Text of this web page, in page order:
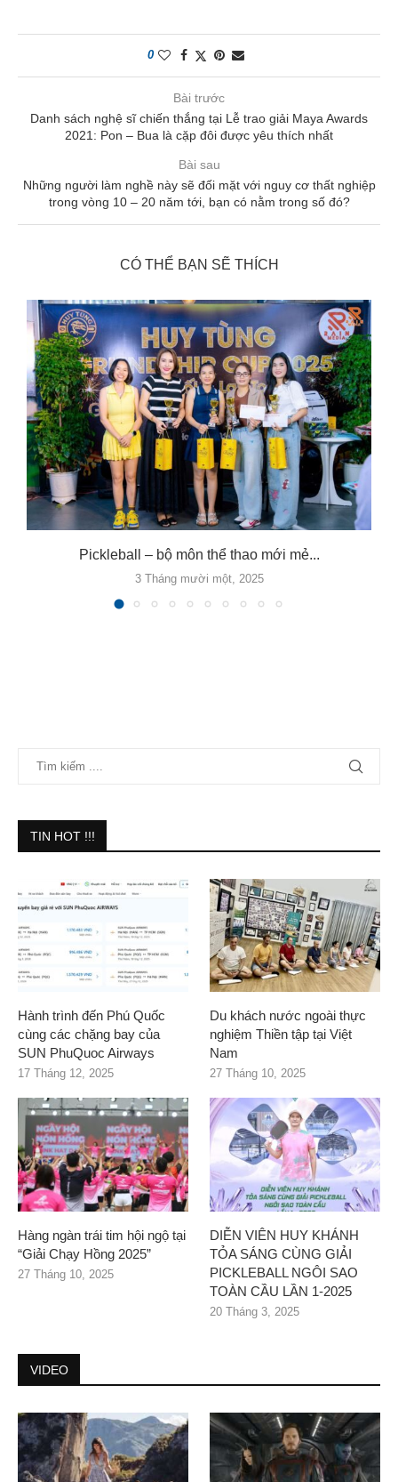
0
Bài trước
Danh sách nghệ sĩ chiến thắng tại Lễ trao giải Maya Awards
2021: Pon – Bua là cặp đôi được yêu thích nhất
Bài sau
Những người làm nghề này sẽ đối mặt với nguy cơ thất nghiệp
trong vòng 10 – 20 năm tới, bạn có nằm trong số đó?
CÓ THỂ BẠN SẼ THÍCH
Pickleball – bộ môn thể thao mới mẻ...
3 Tháng mười một, 2025
TIN HOT !!!
Hành trình đến Phú Quốc
cùng các chặng bay của
SUN PhuQuoc Airways
17 Tháng 12, 2025
Du khách nước ngoài thực
nghiệm Thiền tập tại Việt
Nam
27 Tháng 10, 2025
Hàng ngàn trái tim hội ngộ tại
“Giải Chạy Hồng 2025”
27 Tháng 10, 2025
DIỄN VIÊN HUY KHÁNH
TỎA SÁNG CÙNG GIẢI
PICKLEBALL NGÔI SAO
TOÀN CẦU LẦN 1-2025
20 Tháng 3, 2025
VIDEO